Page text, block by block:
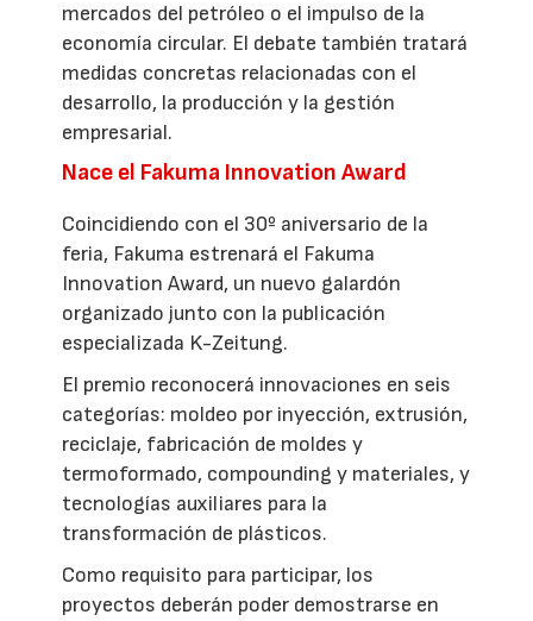
mercados del petróleo o el impulso de la
economía circular. El debate también tratará
medidas concretas relacionadas con el
desarrollo, la producción y la gestión
empresarial.
Nace el Fakuma Innovation Award
Coincidiendo con el 30º aniversario de la
feria, Fakuma estrenará el Fakuma
Innovation Award, un nuevo galardón
organizado junto con la publicación
especializada K-Zeitung.
El premio reconocerá innovaciones en seis
categorías: moldeo por inyección, extrusión,
reciclaje, fabricación de moldes y
termoformado, compounding y materiales, y
tecnologías auxiliares para la
transformación de plásticos.
Como requisito para participar, los
proyectos deberán poder demostrarse en